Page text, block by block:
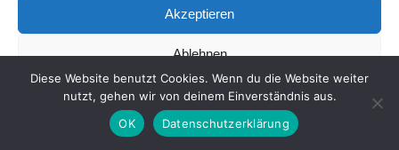
Akzeptieren
Ablehnen
Einstellungen ansehen
Coo­kie-Richt­li­nieDaten­schutz Impres­sum
Diese Website benutzt Cookies. Wenn du die Website weiter
nutzt, gehen wir von deinem Einverständnis aus.
OK
Datenschutzerklärung